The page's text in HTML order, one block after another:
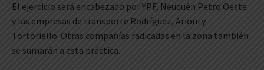
El ejercicio será encabezado por YPF, Neuquén Petro Oeste
y las empresas de transporte Rodríguez, Arioni y
Tortoriello. Otras compañías radicadas en la zona también
se sumarán a esta práctica.